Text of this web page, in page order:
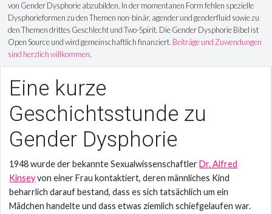
von Gender Dysphorie abzubilden. In der momentanen Form fehlen spezielle
Dysphorieformen zu den Themen non-binär, agender und genderfluid sowie zu
den Themen drittes Geschlecht und Two-Spirit. Die Gender Dysphorie Bibel ist
Open Source und wird gemeinschaftlich finanziert. Beiträge und Zuwendungen
sind herzlich willkommen.
Eine kurze
Geschichtsstunde zu
Gender Dysphorie
1948 wurde der bekannte SexualwissenschaftlerDr. Alfred
Kinseyvon einer Frau kontaktiert, deren männliches Kind
beharrlich darauf bestand, dass es sich tatsächlich um ein
Mädchen handelte und dass etwas ziemlich schiefgelaufen war.